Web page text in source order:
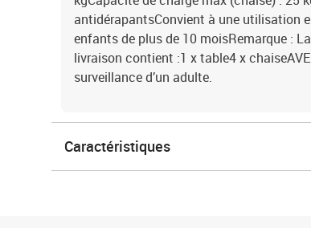
antidérapantsConvient à une utilisation
enfants de plus de 10 moisRemarque :
livraison contient :1 x table4 x
surveillance d’un adulte.
Caractéristiques